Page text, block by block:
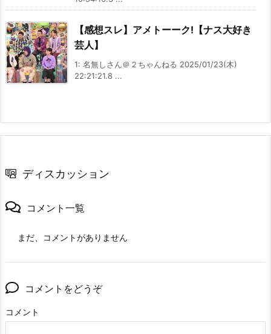
【感想スレ】アメトーーク!【ナス大好き
芸人】
1: 名無しさん＠２ちゃんねる 2025/01/23(木)
22:21:21.8 ...
ディスカッション
コメント一覧
まだ、コメントがありません
コメントをどうぞ
コメント